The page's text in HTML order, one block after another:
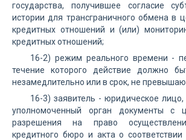
государства, получившее согласие
истории для трансграничного обмена в
кредитных отношений и (или)
кредитных отношений;
16-2) режим реального времени -
течение которого действие должно
незамедлительно или в срок, не
16-3) заявитель - юридическое
уполномоченный орган документы с
разрешения на право
кредитного бюро и акта о